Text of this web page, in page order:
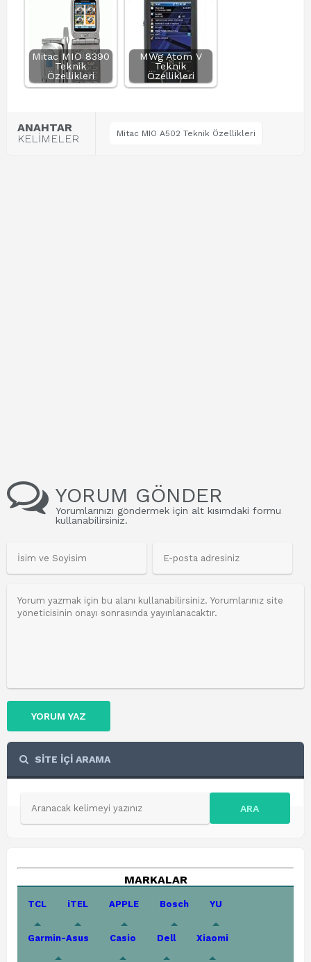
Mitac MIO 8390
Teknik
Özellikleri
MWg Atom V
Teknik
Özellikleri
ANAHTAR
KELİMELER
Mitac MIO A502 Teknik Özellikleri
YORUM GÖNDER
Yorumlarınızı göndermek için alt kısımdaki formu
kullanabilirsiniz.
YORUM YAZ
SİTE İÇİ ARAMA
ARA
MARKALAR
TCL iTEL APPLE Bosch YU
Garmin-Asus Casio Dell Xiaomi